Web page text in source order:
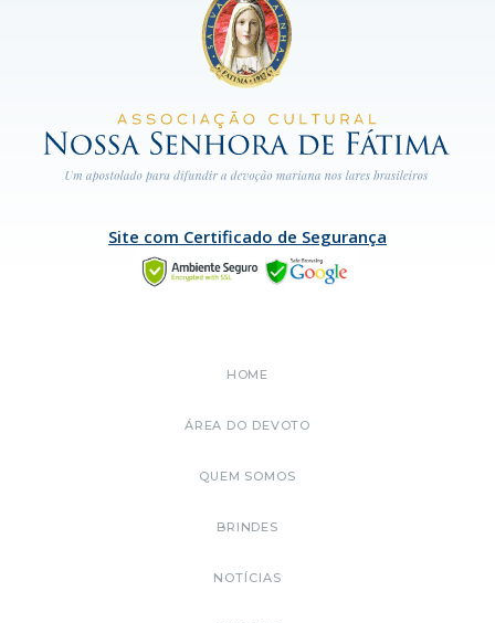
Site com Certificado de Segurança
HOME
ÁREA DO DEVOTO
QUEM SOMOS
BRINDES
NOTÍCIAS